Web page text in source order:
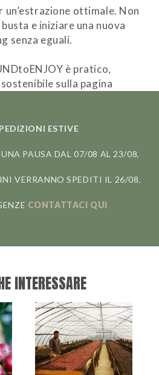
ottimale. Non
e iniziare una nuova
senza eguali.
è pratico,
sulla pagina
effettuato l'accesso ed hanno
possono lasciare una
INTERESSARE
ESTIVE
PAUSA DAL 07/08 AL 23/08,
VERRANNO SPEDITI IL 26/08.
CONTATTACI QUI